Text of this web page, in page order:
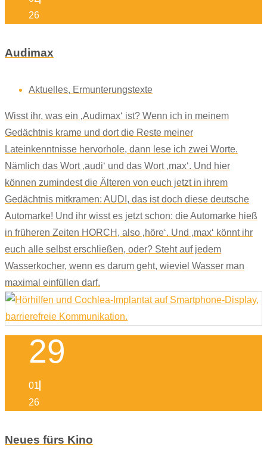
26
Audimax
Aktuelles, Ermunterungstexte
Wisst ihr, was ein ‚Audimax‘ ist? Wenn ich in meinem
Gedächtnis krame und dort die Reste meiner
Lateinkenntnisse hervorhole, dann lese ich zwei Worte.
Nämlich das Wort ‚audi‘ und das Wort ‚max‘. Und hier
können zumindest die Älteren von euch jetzt in ihrem
Gedächtnis mitkramen: AUDI, das ist doch diese deutsche
Automarke! Und ihr wisst es jetzt schon: die Automarke hieß
in früheren Zeiten HORCH, also ‚höre‘. Und ‚max‘ könnt ihr
euch alle selbst erschließen, oder? Steht auf jedem
Wasserkocher, wenn es darum geht, wieviel Wasser man
maximal einfüllen darf.
29
01
26
Neues fürs Kino